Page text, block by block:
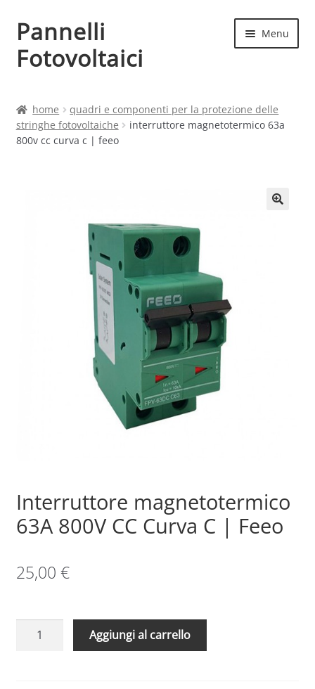
Vai
alla
navigazione
Vai
al
contenuto
Pannelli
Fotovoltaici
Menu
Cart
home
quadri e componenti per la protezione delle
stringhe fotovoltaiche
interruttore magnetotermico 63a
800v cc curva c | feeo
Interruttore magnetotermico
63A 800V CC Curva C | Feeo
25,00 €
Interruttore
magnetotermico
Aggiungi al carrello